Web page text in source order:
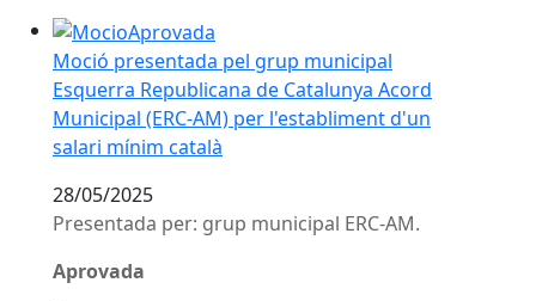
Moció presentada pel grup municipal Esquerra
Moció presentada pel grup municipal
Esquerra Republicana de Catalunya Acord
Municipal (ERC-AM) per l'establiment d'un
salari mínim català
28/05/2025
Presentada per: grup municipal ERC-AM.
Aprovada